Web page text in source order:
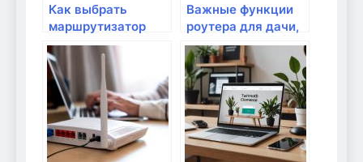
Как выбрать
маршрутизатор
для
многопользовательской
сети
Важные функции
роутера для дачи,
о которых нужно
знать